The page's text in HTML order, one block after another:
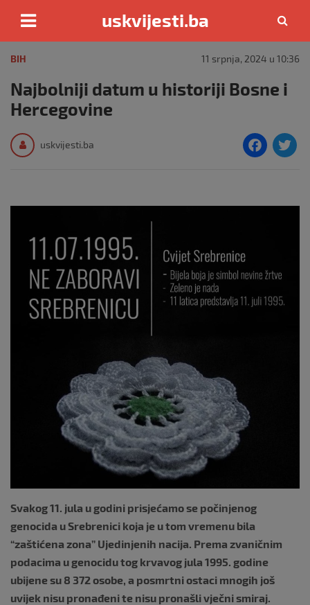
content
uskvijesti.ba
BIH 11 srpnja, 2024 u 10:36
Najbolniji datum u historiji Bosne i
Hercegovine
uskvijesti.ba
F
e
o
k
Svakog 11. jula u godini prisjećamo se počinjenog
genocida u Srebrenici koja je u tom vremenu bila
“zaštićena zona” Ujedinjenih nacija. Prema zvaničnim
podacima u genocidu tog krvavog jula 1995. godine
ubijene su 8 372 osobe, a posmrtni ostaci mnogih još
uvijek nisu pronađeni te nisu pronašli vječni smiraj.